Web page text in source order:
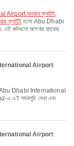
Airport যাওয়ার ফ্লাইট,
ফ্লাইট হলো Abu Dhabi
এই রুটগুলো আপনার যাত্রার
International Airport
এ এই সময়সূচি দেখা এবং
International Airport